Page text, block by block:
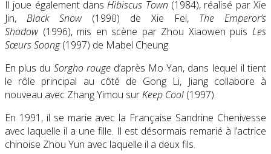
Il joue également dansHibiscus Town (1984), réalisé par Xie
Jin, Black Snow(1990) de Xie Fei, The Emperor’s
Shadow(1996), mis en scène par Zhou Xiaowen puis Les
Sœurs Soong(1997) de Mabel Cheung.
En plus du Sorgho rouged’après Mo Yan, dans lequel il tient
le rôle principal au côté de Gong Li, Jiang collabore à
nouveau avec Zhang Yimou surKeep Cool (1997).
En 1991, il se marie avec la Française Sandrine Chenivesse
avec laquelle il a une fille. Il est désormais remarié à l’actrice
chinoise Zhou Yun avec laquelle il a deux fils.